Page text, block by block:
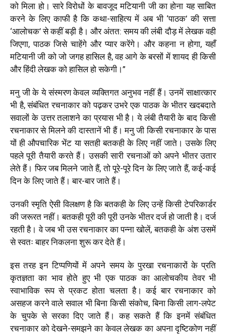
को मिला हो। सारे विरोधों के बावजूद मटियानी जी का होना यह साबित
करने के लिए काफी है कि कथा-साहित्य में अब भी ‘पाठक’की सत्ता
‘आलोचक’से कहीं बड़ी है। और अंतत: समय की लंबी दौड़ में लेखक वही
जिएगा,पाठक जिसे चाहेंगे और प्यार करेंगे। और कहना न होगा,यहाँ
मटियानी जी को जो जगह हासिल है,वह आगे के बरसों में शायद ही किसी
और हिंदी लेखक को हासिल हो सकेगी।”
मनु जी के ये संस्मरण केवल व्यक्तिगत अनुभव नहीं हैं। उनमें साक्षात्कार
भी है, संबंधित रचनाकार को पढ़कर उभरे एक पाठक के भीतर खदबदाते
सवालों के उत्तर तलाशने का प्रयास भी है। ये लंबी तैयारी के बाद किसी
रचनाकार से मिलने की दास्तानें भी हैं। मनु जी किसी रचनाकार के पास
यों ही औपचारिक भेंट या सतही बतकही के लिए नहीं जाते। उसके लिए
पहले पूरी तैयारी करते हैं। उसकी सारी रचनाओं को अपने भीतर उतार
लेते हैं। फिर जब मिलने जाते हैं, तो पूरे-पूरे दिन के लिए जाते हैं, कई-कई
दिन के लिए जाते हैं। बार-बार जाते हैं।
उनकी स्मृति ऐसी विलक्षण है कि बतकही के लिए उन्हें किसी टेपरिकार्डर
की जरूरत नहीं। बतकही पूरी की पूरी उनके भीतर दर्ज हो जाती है। दर्ज
रहती है। वे जब भी उस रचनाकार का पन्ना खोलें, बतकही के अंश उसमें
से स्वतः बाहर निकलना शुरू कर देते हैं।
इस तरह इन टिप्पणियों में अपने समय के पुरखा रचनाकारों के प्रति
कृतज्ञता का भाव होते हुए भी एक पाठक का आलोचकीय तेवर भी
स्वाभाविक रूप से प्रकट होता चलता है। कई बार रचनाकार को
असहज करने वाले सवाल भी बिना किसी संकोच, बिना किसी लाग-लपेट
के चुपके से सरका दिए जाते हैं। कह सकते हैं कि इनमें संबंधित
रचनाकार को देखने-समझने का केवल लेखक का अपना दृष्टिकोण नहीं